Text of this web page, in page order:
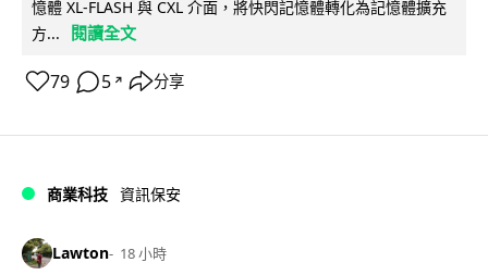
憶體 XL-FLASH 與 CXL 介面，將快閃記憶體轉化為記憶體擴充
方...
閱讀全文
79 5 ↗ 分享
商業科技 資訊保安
Lawton 18 小時